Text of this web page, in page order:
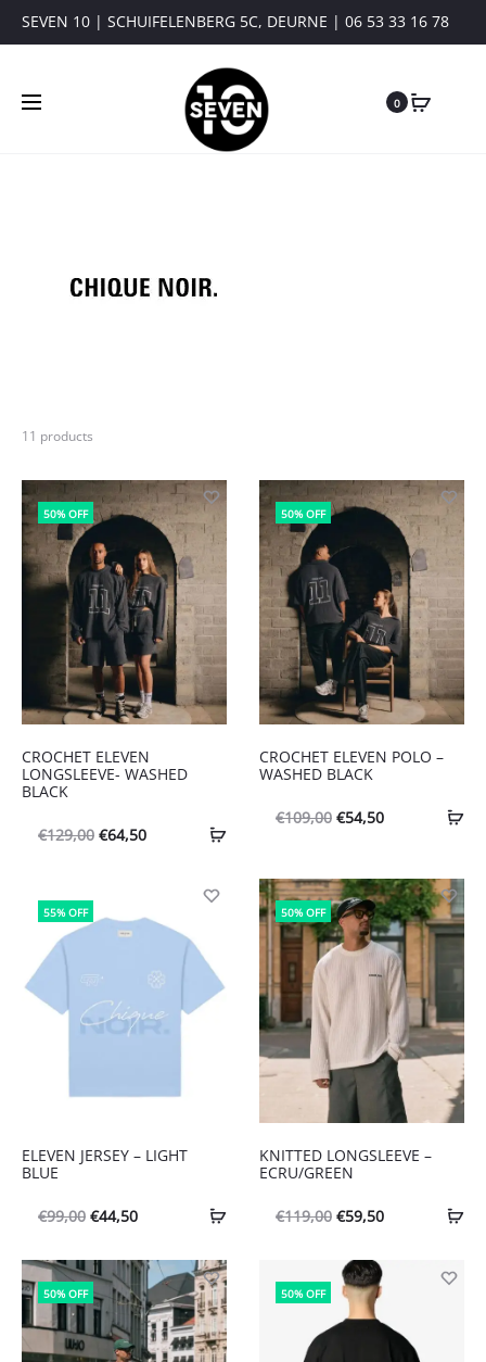
SEVEN 10 | SCHUIFELENBERG 5C, DEURNE | 06 53 33 16 78
0
11 products
50% OFF
CROCHET ELEVEN
LONGSLEEVE- WASHED
BLACK
€129,00 Oorspronkelijke
€129,00.
€64,50Huidige
€64,50.
50% OFF
CROCHET ELEVEN POLO –
WASHED BLACK
€109,00 Oorspronkelijke
was:
€109,00.
€54,50Huidige
is:
€54,50.
55% OFF
ELEVEN JERSEY – LIGHT
BLUE
€99,00 Oorspronkelijke
was:
€99,00.
€44,50Huidige
is:
€44,50.
50% OFF
KNITTED LONGSLEEVE –
ECRU/GREEN
€119,00 Oorspronkelijke
was:
€119,00.
€59,50Huidige
50% OFF 50% OFF